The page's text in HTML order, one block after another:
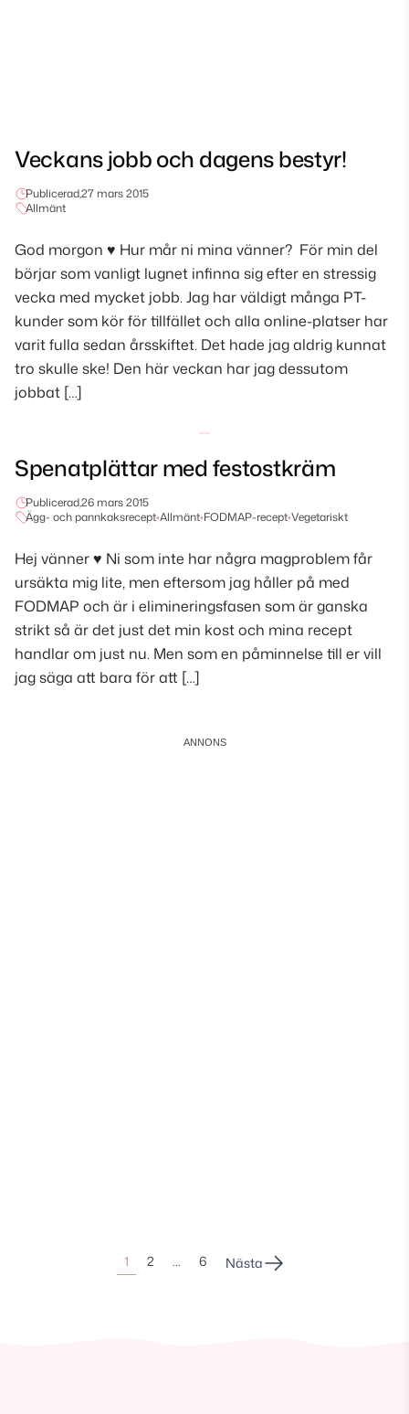
Veckans jobb och dagens bestyr!
Publicerad,27 mars 2015
Allmänt
God morgon ♥ Hur mår ni mina vänner? För min del
börjar som vanligt lugnet infinna sig efter en stressig
vecka med mycket jobb. Jag har väldigt många PT-
kunder som kör för tillfället och alla online-platser har
varit fulla sedan årsskiftet. Det hade jag aldrig kunnat
tro skulle ske! Den här veckan har jag dessutom
jobbat […]
Spenatplättar med festostkräm
Publicerad,26 mars 2015
Ägg- och pannkaksrecept•Allmänt•FODMAP-recept•Vegetariskt
Hej vänner ♥ Ni som inte har några magproblem får
ursäkta mig lite, men eftersom jag håller på med
FODMAP och är i elimineringsfasen som är ganska
strikt så är det just det min kost och mina recept
handlar om just nu. Men som en påminnelse till er vill
jag säga att bara för att […]
1 2 … 6 Nästa